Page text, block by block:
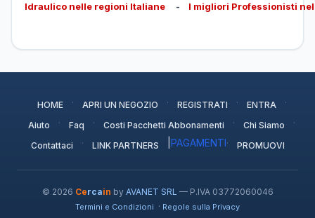
Idraulico nelle regioni Italiane - I migliori Professionisti
HOME · APRI UN NEGOZIO · REGISTRATI · ENTRA ·
Aiuto · Faq · Costi Pacchetti Abbonamenti · Chi Siamo ·
Contattaci · LINK PARTNERS PAGAMENTI· PROMUOVI
© 2026 Cercain by AVANET SRL — P.IVA 03772060046
Termini e Condizioni · Regole sulla Privacy